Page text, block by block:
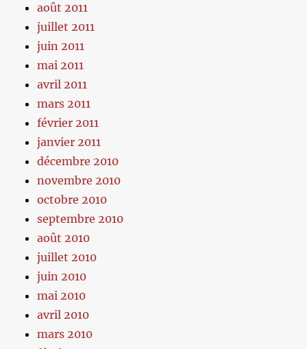
août 2011
juillet 2011
juin 2011
mai 2011
avril 2011
mars 2011
février 2011
janvier 2011
décembre 2010
novembre 2010
octobre 2010
septembre 2010
août 2010
juillet 2010
juin 2010
mai 2010
avril 2010
mars 2010